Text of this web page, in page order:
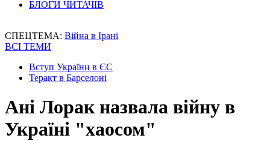
БЛОГИ ЧИТАЧІВ
СПЕЦТЕМА: Війна в Ірані
ВСІ ТЕМИ
Вступ України в ЄС
Теракт в Барселоні
Ані Лорак назвала війну в
Україні "хаосом"